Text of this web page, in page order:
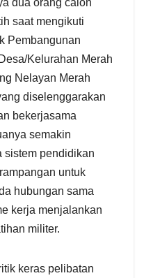
saat mengikuti
Pembangunan
Kelurahan Merah
Nelayan Merah
diselenggarakan
bekerjasama
semakin
sistem pendidikan
untuk
hubungan sama
kerja menjalankan
militer.
keras pelibatan